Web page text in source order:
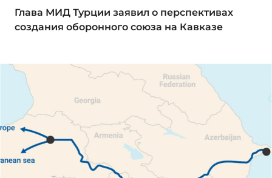
Глава МИД Турции заявил о перспективах
создания оборонного союза на Кавказе